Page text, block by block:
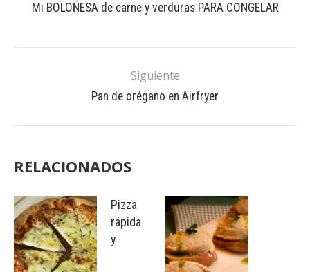
Mi BOLOÑESA de carne y verduras PARA CONGELAR
Siguiente
Pan de orégano en Airfryer
RELACIONADOS
Pizza
rápida
y